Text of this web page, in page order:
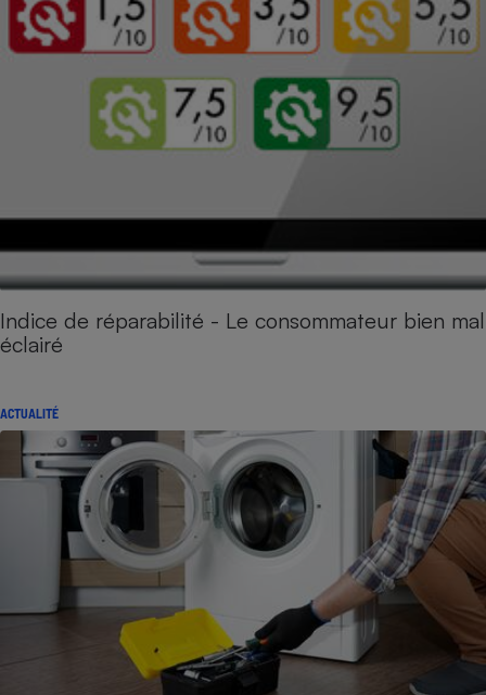
Indice de réparabilité - Le consommateur bien mal
éclairé
ACTUALITÉ